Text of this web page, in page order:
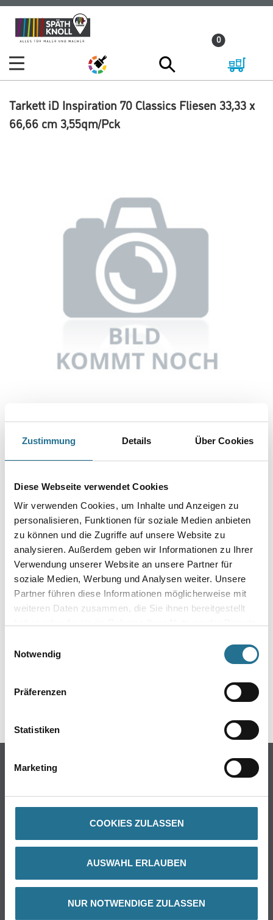
Zustimmung Details Über Cookies
Diese Webseite verwendet Cookies
Wir verwenden Cookies, um Inhalte und Anzeigen zu
personalisieren, Funktionen für soziale Medien anbieten
zu können und die Zugriffe auf unsere Website zu
analysieren. Außerdem geben wir Informationen zu Ihrer
Verwendung unserer Website an unsere Partner für
soziale Medien, Werbung und Analysen weiter. Unsere
Partner führen diese Informationen möglicherweise mit
weiteren Daten zusammen, die Sie ihnen bereitgestellt
Notwendig
Präferenzen
Statistiken
Marketing
COOKIES ZULASSEN
AUSWAHL ERLAUBEN
NUR NOTWENDIGE ZULASSEN
Zum
Inhalt
Zum
Navigationsmenü
0
Tarkett iD Inspiration 70 Classics Fliesen 33,33 x
66,66 cm 3,55qm/Pck
Bitte einloggen, um Preise zu sehen
Tarkett iD Inspiration 70 Classics Fliesen 33,33 x 66,66 cm
3,55qm/Pck
Art-Nr.:2009-002052
Umrechnungsfaktoren
Online-Shop
Putze- und Spachtelmassen
Werkzeug & Maschinen
Verbrauchsmaterialien